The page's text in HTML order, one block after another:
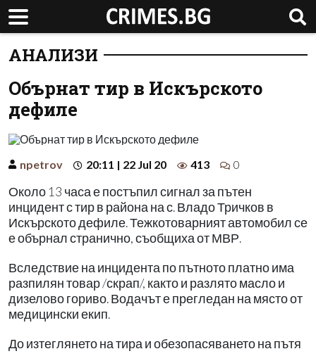
АНАЛИЗИ
Обърнат тир в Искърското
дефиле
npetrov 20:11 | 22 Jul 20 413 0
Около 13 часа е постъпил сигнал за пътен
инцидент с тир в района на с. Владо Тричков в
Искърското дефиле. Тежкотоварният автомобил се
е обърнал странично, съобщиха от МВР.
Вследствие на инцидента по пътното платно има
разпилян товар /скрап/, както и разлято масло и
дизелово гориво. Водачът е прегледан на място от
медицински екип.
До изтеглянето на тира и обезопасяването на пътя